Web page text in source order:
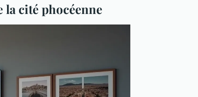
la cité phocéenne